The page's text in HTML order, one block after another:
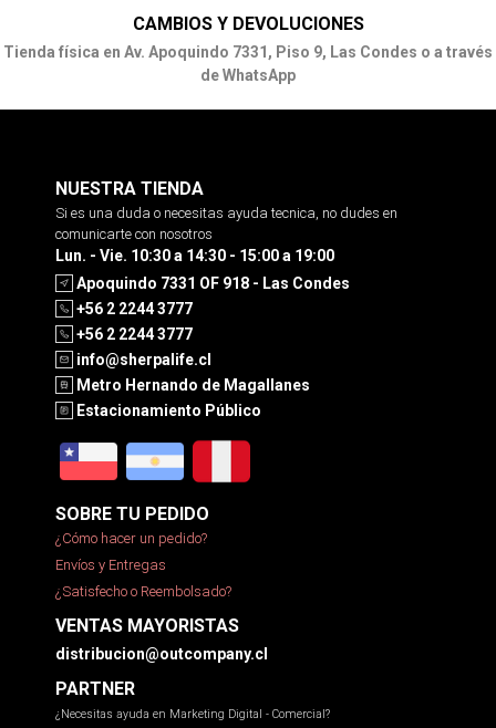
CAMBIOS Y DEVOLUCIONES
Tienda física en Av. Apoquindo 7331, Piso 9, Las Condes o a través
de WhatsApp
NUESTRA TIENDA
Si es una duda o necesitas ayuda tecnica, no dudes en
comunicarte con nosotros
Lun. - Vie. 10:30 a 14:30 - 15:00 a 19:00
Apoquindo 7331 OF 918 - Las Condes
+56 2 2244 3777
+56 2 2244 3777
info@sherpalife.cl
Metro Hernando de Magallanes
Estacionamiento Público
SOBRE TU PEDIDO
¿Cómo hacer un pedido?
Envíos y Entregas
¿Satisfecho o Reembolsado?
VENTAS MAYORISTAS
distribucion@outcompany.cl
PARTNER
¿Necesitas ayuda en Marketing Digital - Comercial?